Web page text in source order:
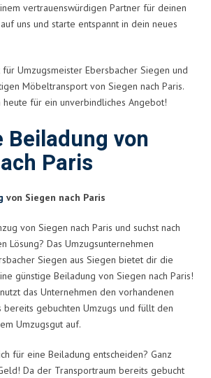
vertrauenswürdigen Partner für deinen
uns und starte entspannt in dein neues
Umzugsmeister Ebersbacher Siegen und
Möbeltransport von Siegen nach Paris.
heute für ein unverbindliches Angebot!
Beiladung von
Paris
von Siegen nach Paris
von Siegen nach Paris und suchst nach
Lösung? Das Umzugsunternehmen
Siegen aus Siegen bietet dir die
günstige Beiladung von Siegen nach Paris!
das Unternehmen den vorhandenen
bereits gebuchten Umzugs und füllt den
Umzugsgut auf.
für eine Beiladung entscheiden? Ganz
Da der Transportraum bereits gebucht